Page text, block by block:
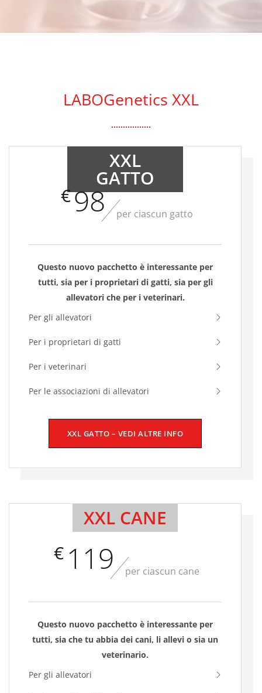
LABOGenetics XXL
XXL
GATTO
€98 per ciascun gatto
Questo nuovo pacchetto è interessante per
tutti, sia per i proprietari di gatti, sia per gli
allevatori che per i veterinari.
Per gli allevatori
Per i proprietari di gatti
Per i veterinari
Per le associazioni di allevatori
XXL GATTO – VEDI ALTRE INFO
XXL CANE
€ 119 per ciascun cane
Questo nuovo pacchetto è interessante per
tutti, sia che tu abbia dei cani, li allevi o sia un
veterinario.
Per gli allevatori